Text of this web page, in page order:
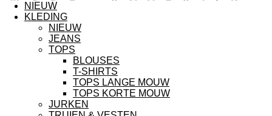
NIEUW
KLEDING
NIEUW
JEANS
TOPS
BLOUSES
T-SHIRTS
TOPS LANGE MOUW
TOPS KORTE MOUW
JURKEN